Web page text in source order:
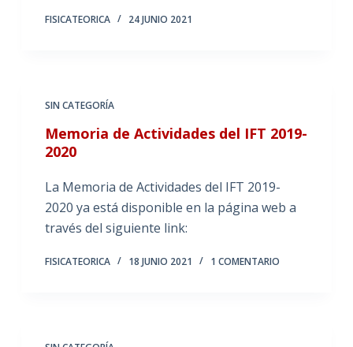
FISICATEORICA 24 JUNIO 2021
SIN CATEGORÍA
Memoria de Actividades del IFT 2019-
2020
La Memoria de Actividades del IFT 2019-
2020 ya está disponible en la página web a
través del siguiente link:
FISICATEORICA 18 JUNIO 2021 1 COMENTARIO